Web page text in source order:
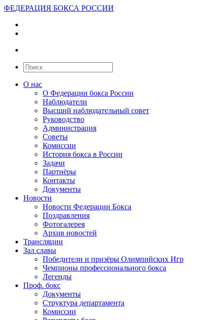
ФЕДЕРАЦИЯ БОКСА РОССИИ
О нас
О Федерации бокса России
Наблюдатели
Высший наблюдательный совет
Руководство
Администрация
Советы
Комиссии
История бокса в России
Задачи
Партнёры
Контакты
Документы
Новости
Новости Федерации Бокса
Поздравления
Фотогалерея
Архив новостей
Трансляции
Зал славы
Победители и призёры Олимпийских Игр
Чемпионы профессионального бокса
Легенды
Проф. бокс
Документы
Структура департамента
Комиссии